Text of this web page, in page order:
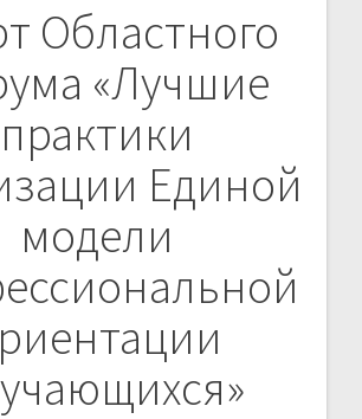
Областного
«Лучшие
практики
Единой
модели